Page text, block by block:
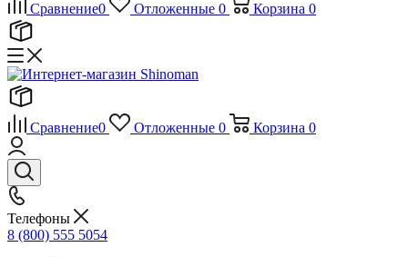
Сравнение0 Отложенные 0 Корзина 0
Сравнение0 Отложенные 0 Корзина 0
Телефоны
8 (800) 555 5054